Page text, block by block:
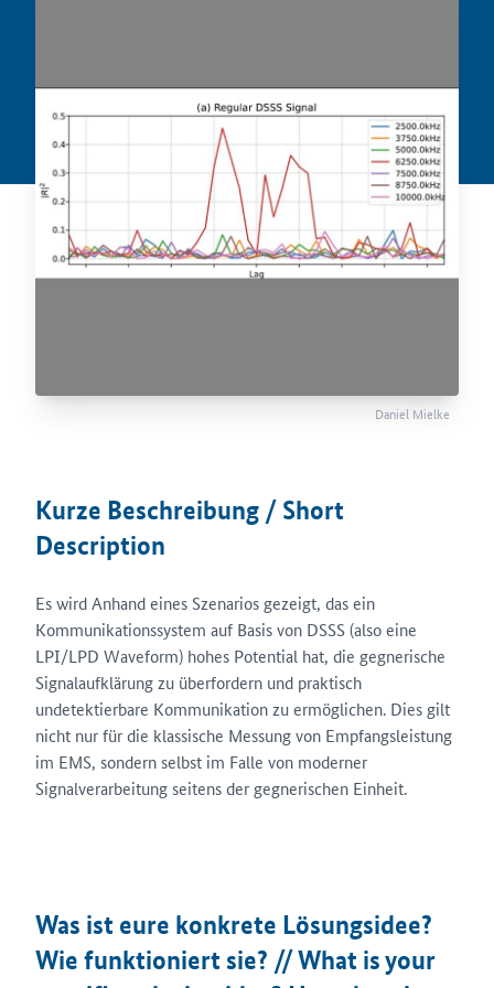
Daniel Mielke
Kurze Beschreibung / Short
Description
Es wird Anhand eines Szenarios gezeigt, das ein
Kommunikationssystem auf Basis von DSSS (also eine
LPI/LPD Waveform) hohes Potential hat, die gegnerische
Signalaufklärung zu überfordern und praktisch
undetektierbare Kommunikation zu ermöglichen. Dies gilt
nicht nur für die klassische Messung von Empfangsleistung
im EMS, sondern selbst im Falle von moderner
Signalverarbeitung seitens der gegnerischen Einheit.
Was ist eure konkrete Lösungsidee?
Wie funktioniert sie? // What is your